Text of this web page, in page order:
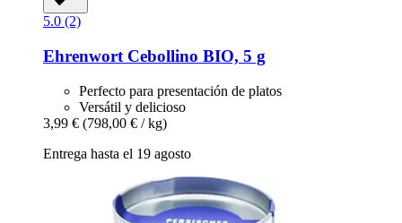
5.0 (2)
Ehrenwort Cebollino BIO, 5 g
Perfecto para presentación de platos
Versátil y delicioso
3,99 € (798,00 € / kg)
Entrega hasta el 19 agosto